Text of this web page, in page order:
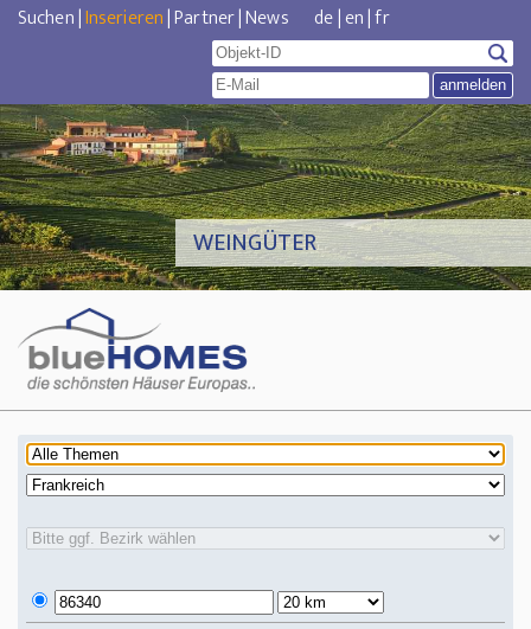
Suchen|Inserieren|Partner|News de|en|fr
WEINGÜTER